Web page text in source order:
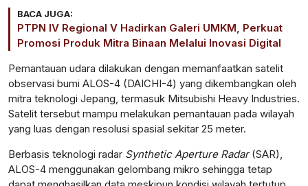
BACA JUGA:
PTPN IV Regional V Hadirkan Galeri UMKM, Perkuat
Promosi Produk Mitra Binaan Melalui Inovasi Digital
Pemantauan udara dilakukan dengan memanfaatkan satelit
observasi bumi ALOS-4 (DAICHI-4) yang dikembangkan oleh
mitra teknologi Jepang, termasuk Mitsubishi Heavy Industries.
Satelit tersebut mampu melakukan pemantauan pada wilayah
yang luas dengan resolusi spasial sekitar 25 meter.
Berbasis teknologi radar Synthetic Aperture Radar(SAR),
ALOS-4 menggunakan gelombang mikro sehingga tetap